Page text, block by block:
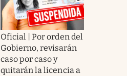
Oficial | Por orden del
Gobierno, revisarán
caso por caso y
quitarán la licencia a